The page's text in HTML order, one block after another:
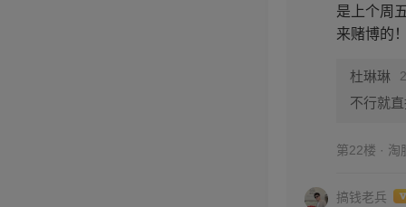
是上个周
来赌博的
杜琳琳
不行就
第22楼 · 淘
搞钱老兵